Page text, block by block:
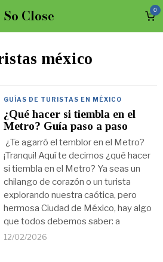
So Close 0
méxico
GUÍAS DE TURISTAS EN MÉXICO
¿Qué hacer si tiembla en el
Metro? Guía paso a paso
¿Te agarró el temblor en el Metro?
¡Tranqui! Aquí te decimos ¿qué hacer
si tiembla en el Metro? Ya seas un
chilango de corazón o un turista
explorando nuestra caótica, pero
hermosa Ciudad de México, hay algo
que todos debemos saber: a
12/02/2026